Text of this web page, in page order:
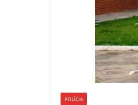
POLÍCIA